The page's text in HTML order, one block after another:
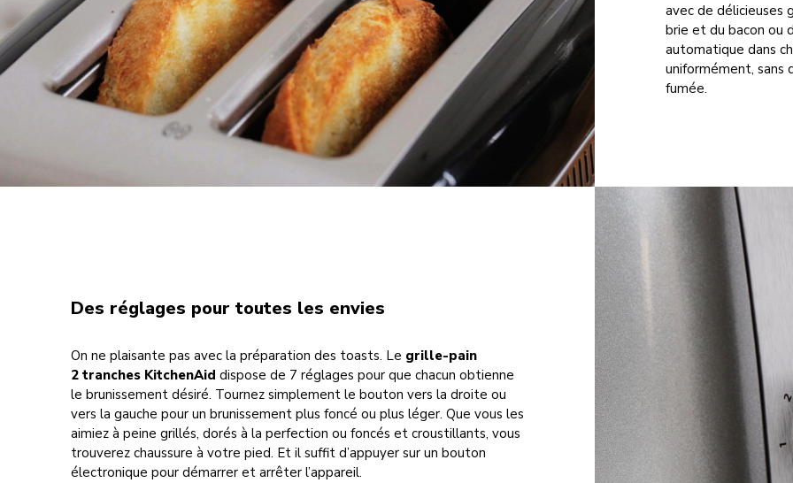
avec de délicieuses
brie et du bacon ou
automatique dans
uniformément,
fumée.
Des réglages pour toutes les envies
On ne plaisante pas avec la préparation des toasts. Le grille-pain
2 tranches KitchenAid dispose de 7 réglages pour que chacun obtienne
le brunissement désiré. Tournez simplement le bouton vers la droite ou
vers la gauche pour un brunissement plus foncé ou plus léger. Que vous les
aimiez à peine grillés, dorés à la perfection ou foncés et croustillants, vous
trouverez chaussure à votre pied. Et il suffit d’appuyer sur un bouton
électronique pour démarrer et arrêter l’appareil.